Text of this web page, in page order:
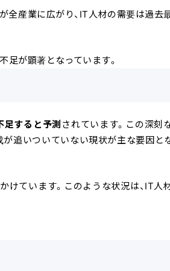
全産業に広がり、IT人材の需要は過去
足が顕著となっています。
すると予測 されています。この深刻
追いついていない現状が主な要因と
けています。このような状況は、IT人